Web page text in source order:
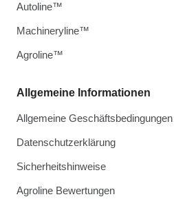
Allgemeine Informationen
Allgemeine Geschäftsbedingungen
Datenschutzerklärung
Sicherheitshinweise
Agroline Bewertungen
Autoline™
Machineryline™
Agroline™